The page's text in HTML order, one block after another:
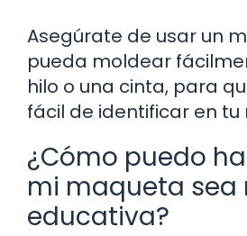
Asegúrate de usar un
pueda moldear
hilo o una cinta, para
fácil de identificar en
¿Cómo puedo
mi maqueta sea
educativa?